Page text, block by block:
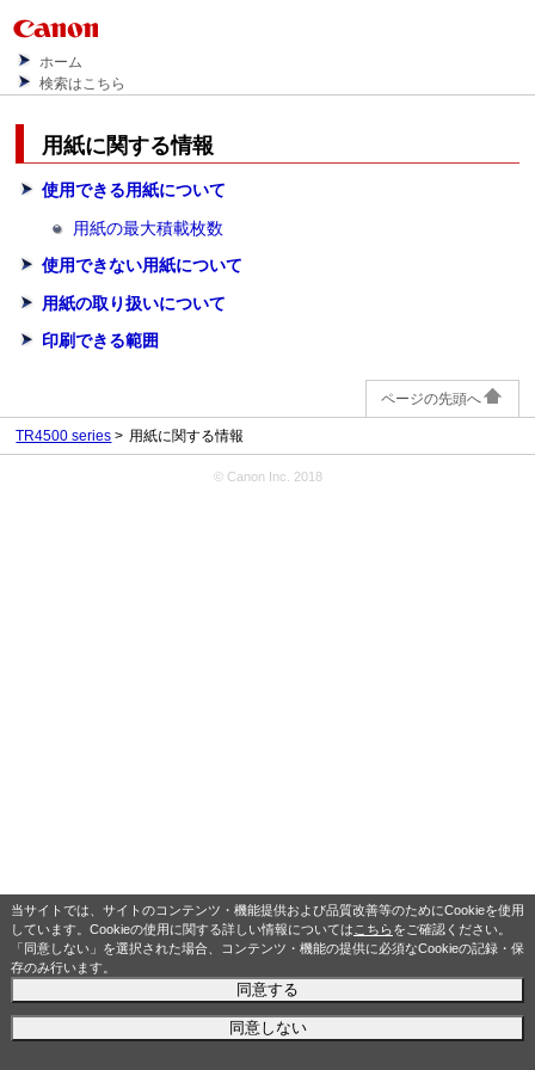
当サイトでは、サイトのコンテンツ・機能提供および品質改善等のためにCookieを使用
しています。Cookieの使用に関する詳しい情報については こちらをご確認ください。
「同意しない」を選択された場合、コンテンツ・機能の提供に必須なCookieの記録・保
存のみ行います。
同意する
同意しない
ホーム
検索はこちら
用紙に関する情報
使用できる用紙について
用紙の最大積載枚数
使用できない用紙について
用紙の取り扱いについて
印刷できる範囲
ページの先頭へ
TR4500 series 用紙に関する情報
© Canon Inc. 2018